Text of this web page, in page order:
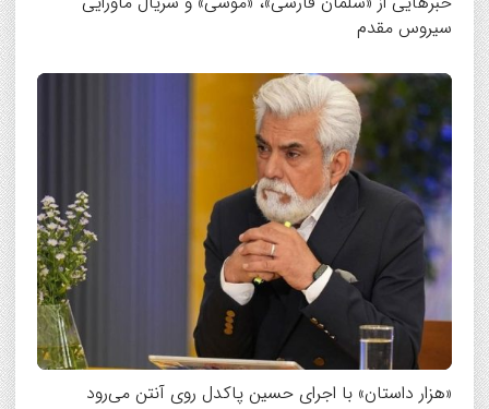
سیروس مقدم
«هزار داستان» با اجرای حسین پاکدل روی آنتن می‌رود